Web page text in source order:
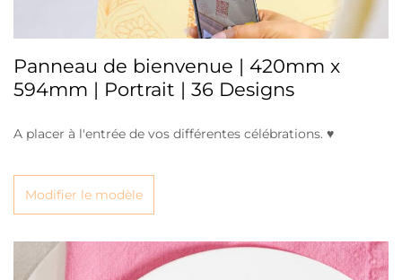
Panneau de bienvenue | 420mm x
594mm | Portrait | 36 Designs
A placer à l'entrée de vos différentes célébrations. ♥
Modifier le modèle